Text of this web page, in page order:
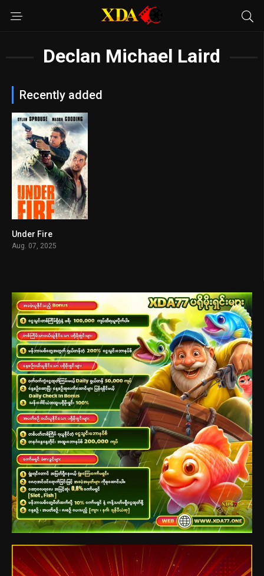
Declan Michael Laird
Recently added
Under Fire
Aug. 07, 2025